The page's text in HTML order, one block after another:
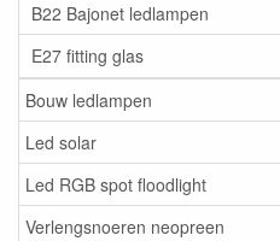
B22 Bajonet ledlampen
E27 fitting glas
Bouw ledlampen
Led solar
Led RGB spot floodlight
Verlengsnoeren neopreen